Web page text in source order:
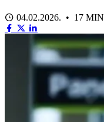
04.02.2026. • 17 MIN